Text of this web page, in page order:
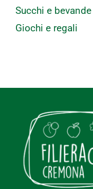
Succhi e bevande
Giochi e regali